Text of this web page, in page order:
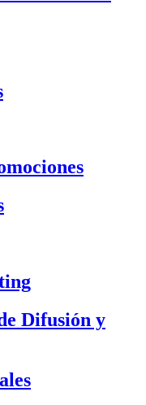
Difusión y